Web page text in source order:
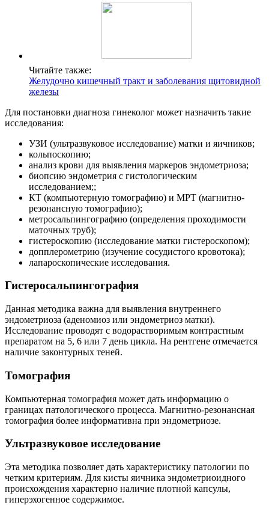
Читайте также:
Желудочно кишечный тракт и заболевания щитовидной
железы
Для постановки диагноза гинеколог может назначить такие
исследования:
УЗИ (ультразвуковое исследование) матки и яичников;
кольпоскопию;
анализ крови для выявления маркеров эндометриоза;
биопсию эндометрия с гистологическим
исследованием;;
КТ (компьютерную томографию) и МРТ (магнитно-
резонансную томографию);
метросальпингографию (определения проходимости
маточных труб);
гистероскопию (исследование матки гистероскопом);
допплерометрию (изучение сосудистого кровотока);
лапароскопические исследования.
Гистеросальпингография
Данная методика важна для выявления внутреннего
эндометриоза (аденомиоз или эндометриоз матки).
Исследование проводят с водорастворимым контрастным
препаратом на 5, 6 или 7 день цикла. На рентгене отмечается
наличие законтурных теней.
Томография
Компьютерная томография может дать информацию о
границах патологического процесса. Магнитно-резонансная
томография более информативна при эндометриозе.
Ультразвуковое исследование
Эта методика позволяет дать характеристику патологии по
четким критериям. Для кисты яичника эндометриоидного
происхождения характерно наличие плотной капсулы,
гиперэхогенное содержимое.